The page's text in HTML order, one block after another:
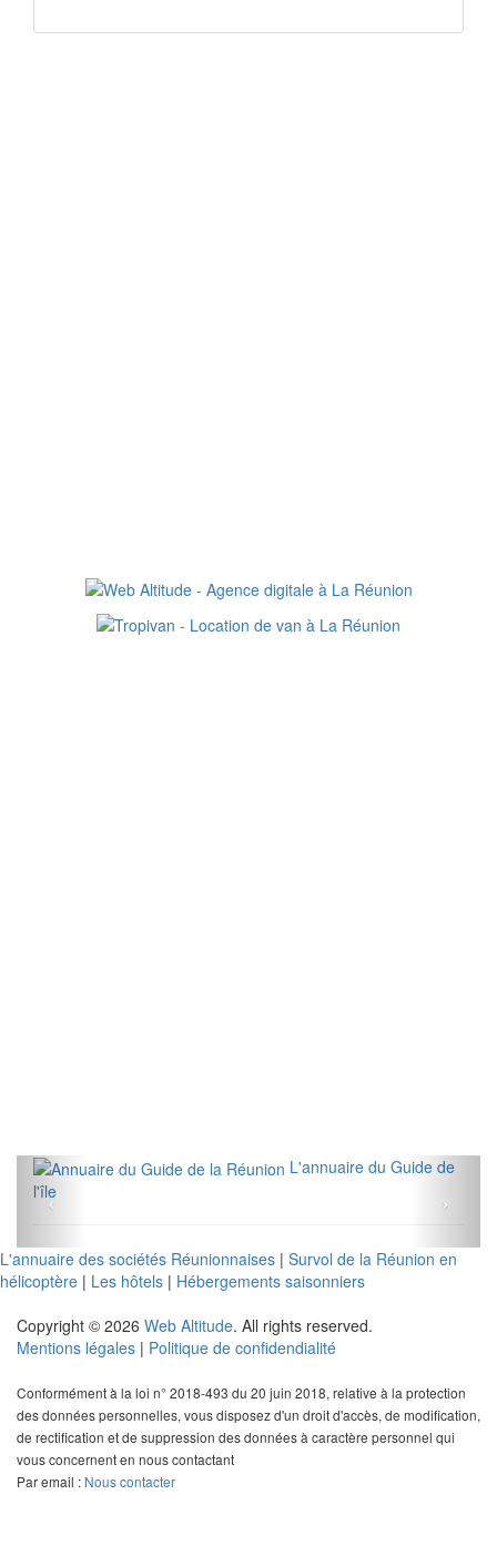
L'annuaire du Guide de
l'île
L'annuaire des sociétés Réunionnaises | Survol de la Réunion en
hélicoptère | Les hôtels | Hébergements saisonniers
Copyright © 2026 Web Altitude. All rights reserved.
Mentions légales | Politique de confidendialité
Conformément à la loi n° 2018-493 du 20 juin 2018, relative à la protection
des données personnelles, vous disposez d'un droit d'accès, de modification,
de rectification et de suppression des données à caractère personnel qui
vous concernent en nous contactant
Par email : Nous contacter